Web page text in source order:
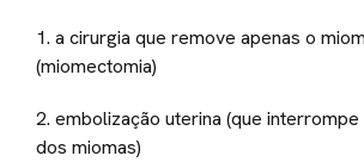
1. a cirurgia que remove apenas o
(miomectomia)
2. embolização uterina (que
dos miomas)